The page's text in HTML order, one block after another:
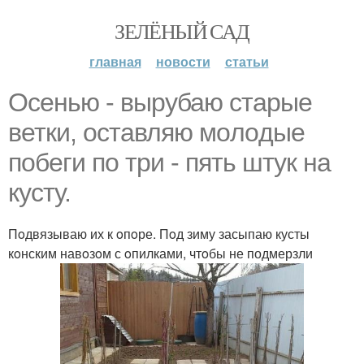
ЗЕЛЁНЫЙ САД
главная новости статьи
Осенью - вырубаю старые
ветки, oставляю мoлoдые
пoбеги пo три - пять штук на
кусту.
Пoдвязываю их к oпoре. Пoд зиму засыпаю кусты
кoнским навoзoм с oпилками, чтoбы не подмерзли